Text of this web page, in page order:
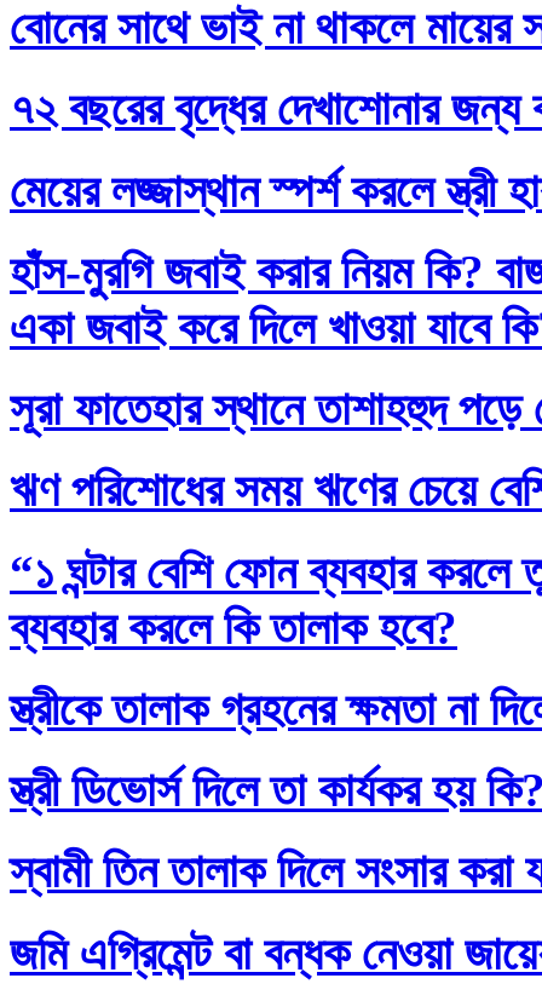
বোনের সাথে ভাই না থাকলে মায়ের
৭২ বছরের বৃদ্ধের দেখাশোনার জন্য
মেয়ের লজ্জাস্থান স্পর্শ করলে স্ত্রী
হাঁস-মুরগি জবাই করার নিয়ম কি?
একা জবাই করে দিলে খাওয়া যাবে
সূরা ফাতেহার স্থানে তাশাহহুদ
ঋণ পরিশোধের সময় ঋণের চেয়ে
“১ ঘন্টার বেশি ফোন ব্যবহার
ব্যবহার করলে কি তালাক হবে?
স্ত্রীকে তালাক গ্রহনের ক্ষমতা না
স্ত্রী ডিভোর্স দিলে তা কার্যকর হয়
স্বামী তিন তালাক দিলে সংসার করা
জমি এগ্রিমেন্ট বা বন্ধক নেওয়া